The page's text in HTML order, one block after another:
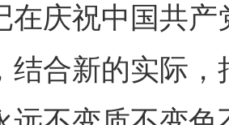
在庆祝中国共
结合新的实际